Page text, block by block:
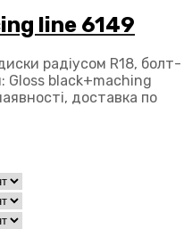
line 6149
радіусом R18, болт-
Gloss black+maching
доставка по